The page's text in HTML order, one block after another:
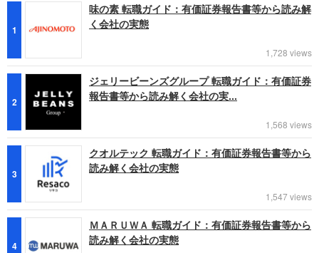
1
味の素 転職ガイド：有価証券報告書等から読み解
く会社の実態
1,728 views
2
ジェリービーンズグループ 転職ガイド：有価証券
報告書等から読み解く会社の実...
1,568 views
3
クオルテック 転職ガイド：有価証券報告書等から
読み解く会社の実態
1,547 views
4
ＭＡＲＵＷＡ 転職ガイド：有価証券報告書等から
読み解く会社の実態